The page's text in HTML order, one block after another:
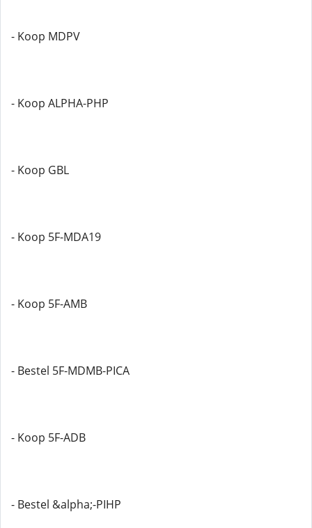
- Koop MDPV
- Koop ALPHA-PHP
- Koop GBL
- Koop 5F-MDA19
- Koop 5F-AMB
- Bestel 5F-MDMB-PICA
- Koop 5F-ADB
- Bestel &alpha;-PIHP